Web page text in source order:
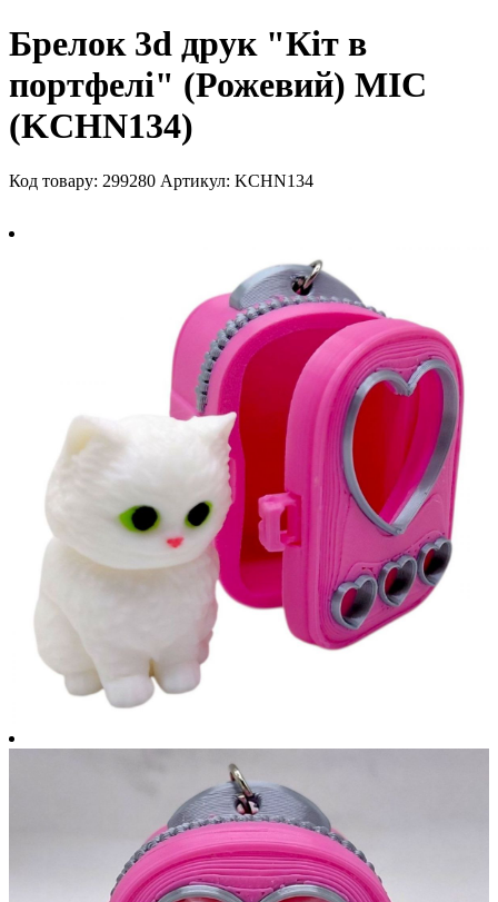
Брелок 3d друк "Кіт в
портфелі" (Рожевий) MIC
(KCHN134)
Код товару: 299280 Артикул: KCHN134